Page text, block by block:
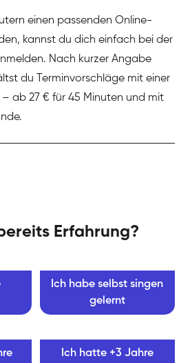
einen passenden Online-
kannst du dich einfach bei der
Nach kurzer Angabe
du Terminvorschläge mit einer
ab 27 € für 45 Minuten und mit
Erfahrung?
Ich habe selbst singen
gelernt
Ich hatte +3 Jahre